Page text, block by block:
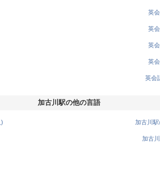
英
英
英
英
英会
加古川駅の他の言語
加古川
加古